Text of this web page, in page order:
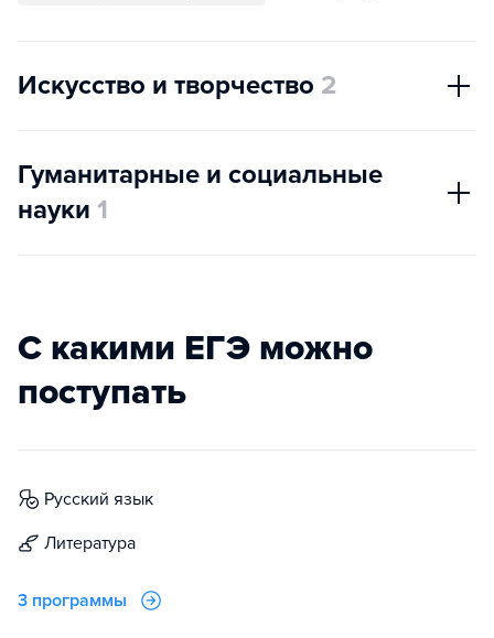
Искусство и творчество 2
Гуманитарные и социальные
науки 1
С какими ЕГЭ можно
поступать
русский язык
литература
3 программы